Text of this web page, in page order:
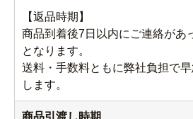
【返品時期】
商品到着後7日以内にご連絡があ
となります。
送料・手数料ともに弊社負担で
します。
商品引渡し時期